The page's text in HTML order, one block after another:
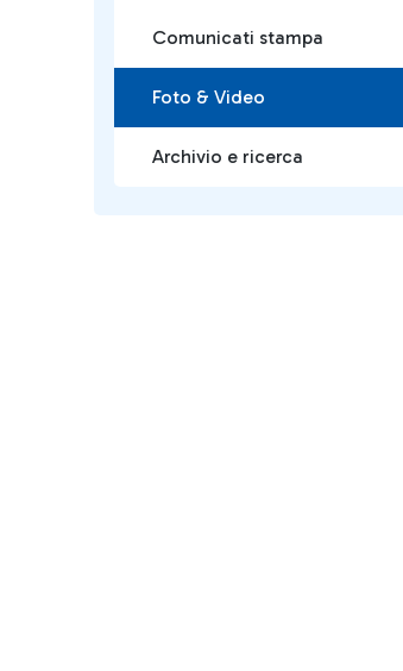
Comunicati stampa
Foto & Video
Archivio e ricerca